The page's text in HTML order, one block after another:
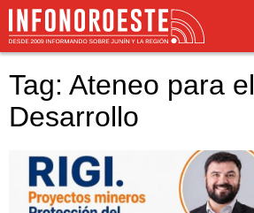
Tag: Ateneo para el
Desarrollo